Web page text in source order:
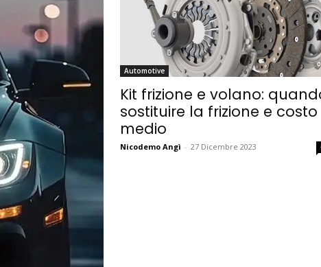
Automotive
Kit frizione e volano:
sostituire la frizione e costo
medio
Nicodemo Angì - 27 Dicembre 2023